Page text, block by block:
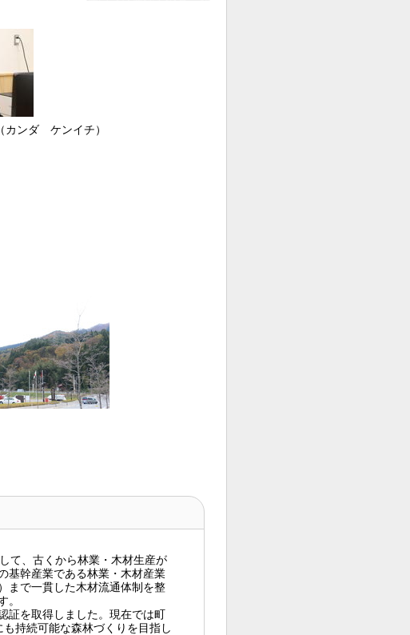
ンダ ケンイチ）
て、古くから林業・木材生産が
基幹産業である林業・木材産業
まで一貫した木材流通体制を整
。
証を取得しました。現在では町
持続可能な森林づくりを目指し